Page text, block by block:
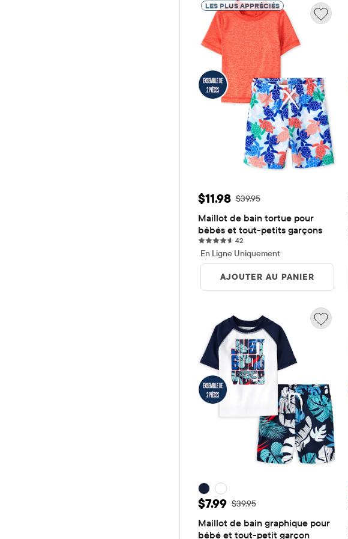
LES PLUS APPRÉCIÉS
Prix ​​de vente: $11.98
$11.98 Prix ​​d'origine: $39.95
$39.95
Maillot de bain tortue pour
bébés et tout-petits garçons
4242 reviews
En Ligne Uniquement
AJOUTER AU PANIER
Prix ​​de vente: $7.99
$7.99 Prix ​​d'origine: $39.95
$39.95
Maillot de bain graphique pour
bébé et tout-petit garçon